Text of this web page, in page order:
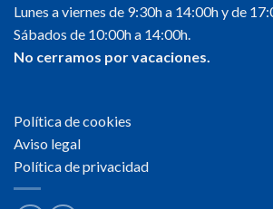
Lunes a viernes de 9:30h a 14:00h y de
Sábados de 10:00h a 14:00h.
No cerramos por vacaciones.
Política de cookies
Aviso legal
Política de privacidad